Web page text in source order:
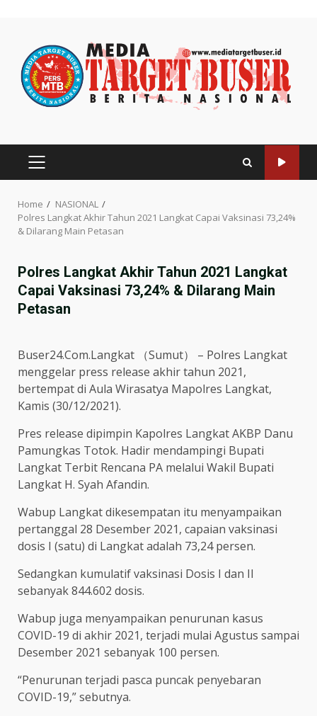
content
PRIMARY
Home
NASIONAL
Polres Langkat Akhir Tahun 2021 Langkat Capai Vaksinasi 73,24%
& Dilarang Main Petasan
Polres Langkat Akhir Tahun 2021 Langkat
Capai Vaksinasi 73,24% & Dilarang Main
Petasan
Buser24.Com.Langkat （Sumut） – Polres Langkat
menggelar press release akhir tahun 2021,
bertempat di Aula Wirasatya Mapolres Langkat,
Kamis (30/12/2021).
Pres release dipimpin Kapolres Langkat AKBP Danu
Pamungkas Totok. Hadir mendampingi Bupati
Langkat Terbit Rencana PA melalui Wakil Bupati
Langkat H. Syah Afandin.
Wabup Langkat dikesempatan itu menyampaikan
pertanggal 28 Desember 2021, capaian vaksinasi
dosis I (satu) di Langkat adalah 73,24 persen.
Sedangkan kumulatif vaksinasi Dosis I dan II
sebanyak 844.602 dosis.
Wabup juga menyampaikan penurunan kasus
COVID-19 di akhir 2021, terjadi mulai Agustus sampai
Desember 2021 sebanyak 100 persen.
“Penurunan terjadi pasca puncak penyebaran
COVID-19,” sebutnya.